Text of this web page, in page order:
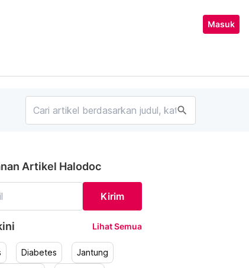
Masuk
search
Artikel Halodoc
Kirim
Lihat Semua
Diabetes Jantung